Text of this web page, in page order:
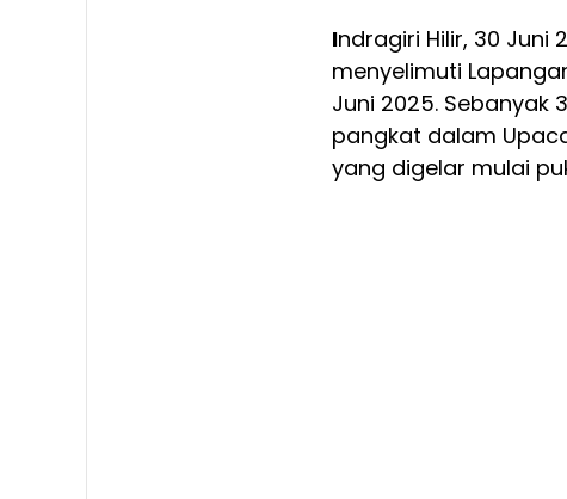
Indragiri Hilir, 30
menyelimuti
Juni 2025. Sebanyak
pangkat dalam
yang digelar mulai